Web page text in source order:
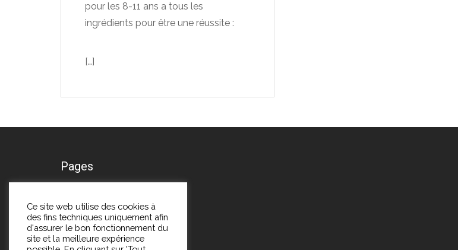
pour les 8-11 ans a tous les
ingrédients pour être une réussite :
[…]
Pages
Me contacter
Ce site web utilise des cookies à
des fins techniques uniquement afin
d'assurer le bon fonctionnement du
site et la meilleure expérience